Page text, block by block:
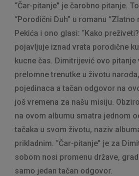
“Čar-pitanje” je čarobno pitanje.
“Porodični Duh” u romanu “Zlatno
Pekića i ono glasi: “Kako
pojavljuje iznad vrata porodične
kucne čas. Dimitrijević ovo pitanje
prelomne trenutke u životu
pojedinaca a tačan odgovor na
još vremena za našu misiju.
na ovom albumu smatra jednom
tačaka u svom životu, naziv
prikladnim. “Čar-pitanje” je za
sobom nosi promenu države,
samo jedan tačan odgovor.